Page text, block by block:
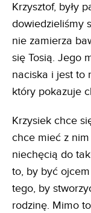
Krzysztof, były
dowiedzieliśmy
nie zamierza
się Tosią. Jego
naciska i jest to
który pokazuje
Krzysiek chce
chce mieć z
niechęcią do
to, by być
tego, by
rodzinę. Mimo